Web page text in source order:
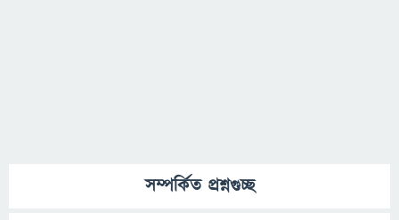
সম্পর্কিত প্রশ্নগুচ্ছ